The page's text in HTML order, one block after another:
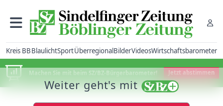
Kreis BBBlaulichtSportÜberregionalBilderVideosWirtschaftsbarometer
Machen Sie mit beim SZ/BZ-Bürgerbarometer! Jetzt abstimmen
Weiter geht's mit